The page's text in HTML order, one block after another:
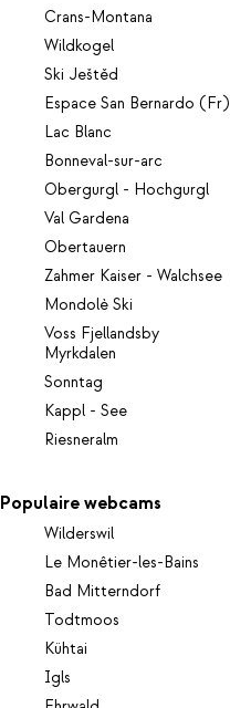
Crans-Montana
Wildkogel
Ski Ještěd
Espace San Bernardo (Fr)
Lac Blanc
Bonneval-sur-arc
Obergurgl - Hochgurgl
Val Gardena
Obertauern
Zahmer Kaiser - Walchsee
Mondolè Ski
Voss Fjellandsby
Myrkdalen
Sonntag
Kappl - See
Riesneralm
Populaire webcams
Wilderswil
Le Monêtier-les-Bains
Bad Mitterndorf
Todtmoos
Kühtai
Igls